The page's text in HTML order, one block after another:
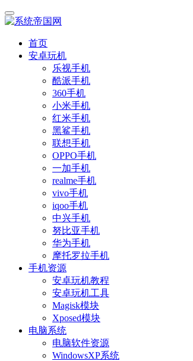
首页
安卓玩机
乐视手机
酷派手机
360手机
小米手机
红米手机
黑鲨手机
联想手机
OPPO手机
一加手机
realme手机
vivo手机
iqoo手机
中兴手机
努比亚手机
华为手机
摩托罗拉手机
手机资源
安卓玩机教程
安卓玩机工具
Magisk模块
Xposed模块
电脑系统
电脑软件资源
WindowsXP系统